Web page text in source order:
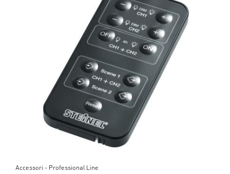
Accessori - Professional Line